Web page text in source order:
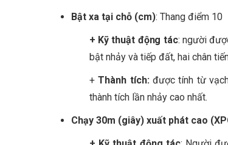
Bật xa tại chỗ (cm): Thang điểm 10
+ Kỹ thuật động tác: người
bật nhảy và tiếp đất, hai chân
+Thành tích:được tính từ vạch
thành tích lần nhảy cao nhất.
Chạy 30m (giây) xuất phát cao